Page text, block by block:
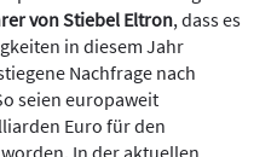
von Stiebel Eltron, dass es
in diesem Jahr
Nachfrage nach
seien europaweit
Euro für den